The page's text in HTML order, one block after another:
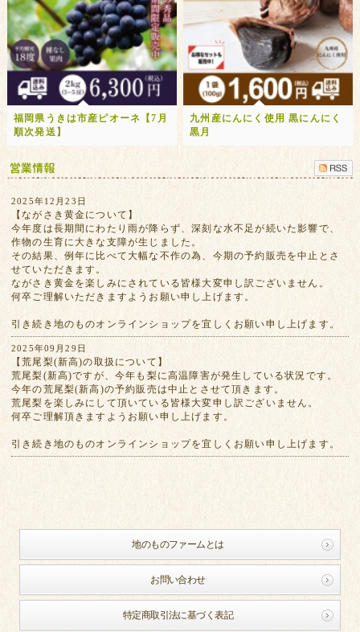
福岡県うきは市産ピオーネ【7月
順次発送】
九州産にんにく使用 黒にんにく
黒月
2025年12月23日
【ながさき黄金について】
今年度は長期間にわたり雨が降らず、深刻な水不足が続いた影響で、
作物の生育に大きな支障が生じました。
その結果、例年に比べて大幅な不作の為、今期の予約販売を中止とさ
せていただきます。
ながさき黄金を楽しみにされている皆様大変申し訳ございません。
何卒ご理解いただきますようお願い申し上げます。
引き続き地のものオンラインショップを宜しくお願い申し上げます。
2025年09月29日
【荒尾梨(新高)の取扱について】
荒尾梨(新高)ですが、今年も梨に高温障害が発生している状況です。
今年の荒尾梨(新高)の予約販売は中止とさせて頂きます。
荒尾梨を楽しみにして頂いている皆様大変申し訳ございません。
何卒ご理解頂きますようお願い申し上げます。
引き続き地のものオンラインショップを宜しくお願い申し上げます。
地のものファームとは
お問い合わせ
特定商取引法に基づく表記